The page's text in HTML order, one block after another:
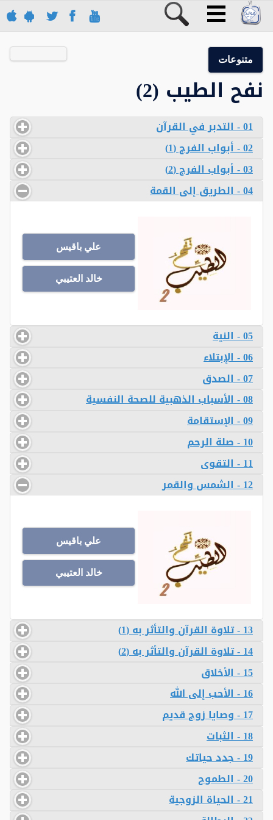
متنوعات
نفح الطيب (2)
01 - التدبر في القرآن
02 - أبواب الفرج (1)
03 - أبواب الفرج (2)
04 - الطريق إلى القمة
علي باقيس
خالد العتيبي
05 - النية
06 - الإبتلاء
07 - الصدق
08 - الأسباب الذهبية للصحة النفسية
09 - الإستقامة
10 - صلة الرحم
11 - التقوى
12 - الشمس والقمر
علي باقيس
خالد العتيبي
13 - تلاوة القرآن والتأثر به (1)
14 - تلاوة القرآن والتأثر به (2)
15 - الأخلاق
16 - الأحب إلى الله
17 - وصايا زوج قديم
18 - الثبات
19 - جدد حياتك
20 - الطموح
21 - الحياة الزوجية